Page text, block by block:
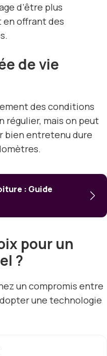
d’être plus
offrant des
de vie
des conditions
régulier, mais on peut
bien entretenu dure
: Guide
pour un
?
un compromis entre
une technologie